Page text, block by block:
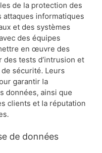
de la protection des
attaques informatiques
et des systèmes
des équipes
en œuvre des
tests d’intrusion et
sécurité. Leurs
garantir la
données, ainsi que
clients et la réputation
de données